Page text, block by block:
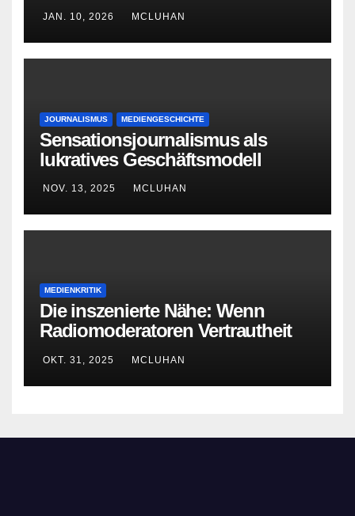
JAN. 10, 2026 MCLUHAN
JOURNALISMUS MEDIENGESCHICHTE
Sensationsjournalismus als
lukratives Geschäftsmodell
NOV. 13, 2025 MCLUHAN
MEDIENKRITIK
Die inszenierte Nähe: Wenn
Radiomoderatoren Vertrautheit
OKT. 31, 2025 MCLUHAN